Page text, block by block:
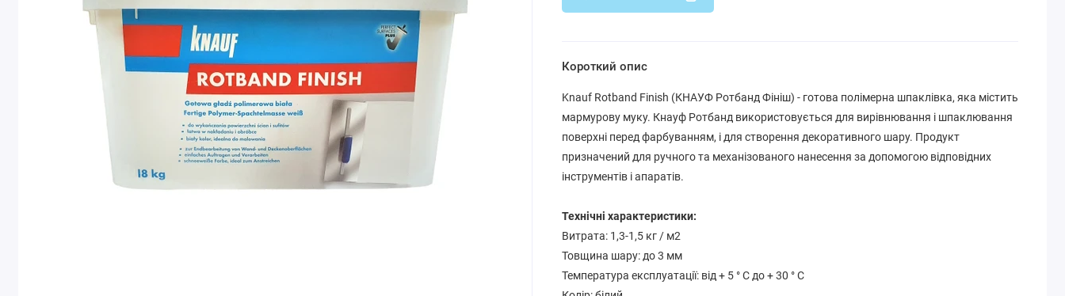
Короткий опис
Knauf Rotband Finish (КНАУФ Ротбанд Фініш) - готова полімерна шпаклівка, яка містить
мармурову муку. Кнауф Ротбанд використовується для вирівнювання і шпаклювання
поверхні перед фарбуванням, і для створення декоративного шару. Продукт
призначений для ручного та механізованого нанесення за допомогою відповідних
інструментів і апаратів.
Технічні характеристики:
Витрата: 1,3-1,5 кг / м2
Товщина шару: до 3 мм
Температура експлуатації: від + 5 ° С до + 30 ° С